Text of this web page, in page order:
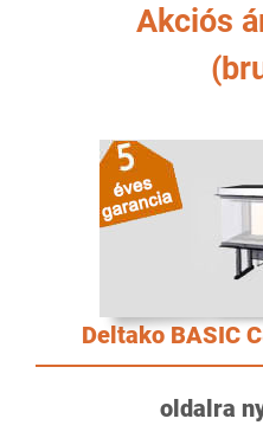
Akciós
Deltako BASIC
oldalra